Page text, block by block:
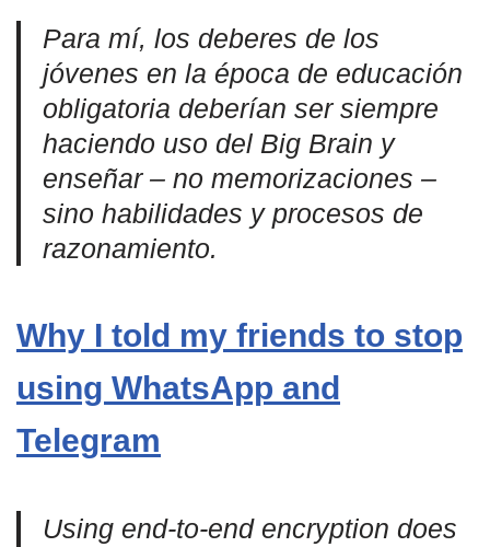
Para mí, los deberes de los
jóvenes en la época de educación
obligatoria deberían ser siempre
haciendo uso del Big Brain y
enseñar – no memorizaciones –
sino habilidades y procesos de
razonamiento.
Why I told my friends to stop
using WhatsApp and
Telegram
Using end-to-end encryption does